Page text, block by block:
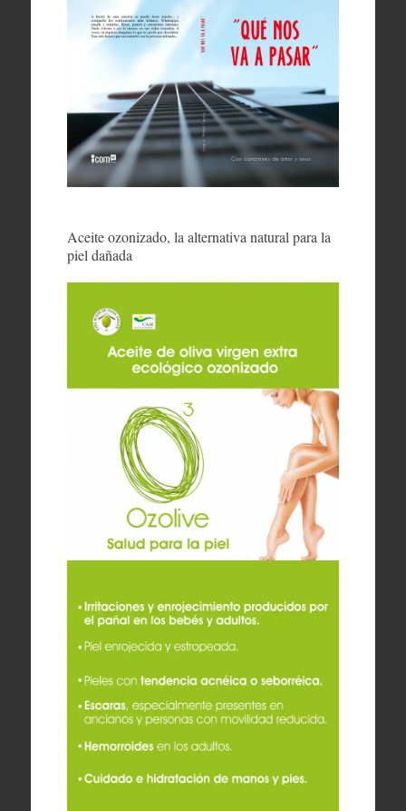
Aceite ozonizado, la alternativa natural para la
piel dañada